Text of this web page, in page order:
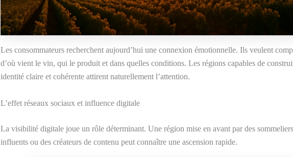
Les consommateurs recherchent aujourd’hui une connexion émotionnelle. Ils veulent
d’où vient le vin, qui le produit et dans quelles conditions. Les régions capables de
identité claire et cohérente attirent naturellement l’attention.
L’effet réseaux sociaux et influence digitale
La visibilité digitale joue un rôle déterminant. Une région mise en avant par des sommeliers
influents ou des créateurs de contenu peut connaître une ascension rapide.